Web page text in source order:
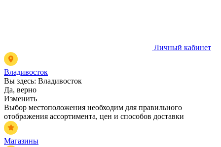
Личный кабинет
Владивосток
Вы здесь: Владивосток
Да, верно
Изменить
Выбор местоположения необходим для правильного
отображения ассортимента, цен и способов доставки
Магазины